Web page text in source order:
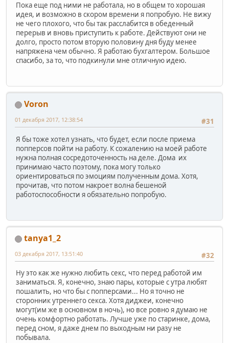
Пока еще под ними не работала, но в общем то хорошая
идея, и возможно в скором времени я попробую. Не вижу
не чего плохого, что бы так расслабится в обеденный
перерыв и вновь приступить к работе. Действуют они не
долго, просто потом вторую половину дня буду менее
напряжена чем обычно. Я работаю бухгалтером. Большое
спасибо, за то, что подкинули мне отличную идею.
Voron
#31
01 декабря 2017, 12:38:54
Я бы тоже хотел узнать, что будет, если после приема
попперсов пойти на работу. К сожалению на моей работе
нужна полная сосредоточенность на деле. Дома их
принимаю часто поэтому, пока могу только
ориентироваться по эмоциям полученным дома. Хотя,
прочитав, что потом накроет волна бешеной
работоспособности я обязательно попробую.
tanya1_2
#32
03 декабря 2017, 13:51:40
Ну это как же нужно любить секс, что перед работой им
заниматься. Я, конечно, знаю пары, которые с утра любят
пошалить, но что бы с попперсами... Но я точно не
сторонник утреннего секса. Хотя диджеи, конечно
могут(им же в основном в ночь), но все ровно я думаю не
очень комфортно работать. Лучше уже по старинке, дома,
перед сном, я даже днем по выходным ни разу не
побывала.